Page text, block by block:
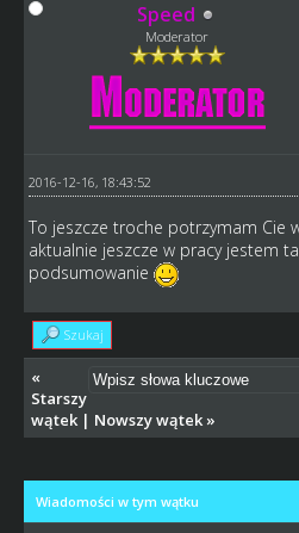
Speed
Moderator
2016-12-16, 18:43:52
To jeszcze troche potrzymam Cie
aktualnie jeszcze w pracy jestem
podsumowanie
Szukaj
«
Starszy
wątek| Nowszy wątek»
Wiadomości w tym wątku